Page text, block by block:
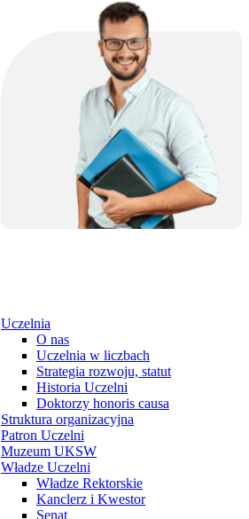
Uczelnia
O nas
Uczelnia w liczbach
Strategia rozwoju, statut
Historia Uczelni
Doktorzy honoris causa
Struktura organizacyjna
Patron Uczelni
Muzeum UKSW
Władze Uczelni
Władze Rektorskie
Kanclerz i Kwestor
Senat